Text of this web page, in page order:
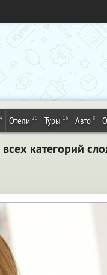
Отели 20 Туры 16 Авто 8
категорий